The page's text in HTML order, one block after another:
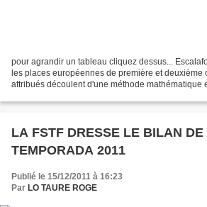
pour agrandir un tableau cliquez dessus...
les places européennes de première et deuxième
attribués découlent d'une méthode mathématique
LA FSTF DRESSE LE BILAN DE
TEMPORADA 2011
Publié le 15/12/2011 à 16:23
Par LO TAURE ROGE